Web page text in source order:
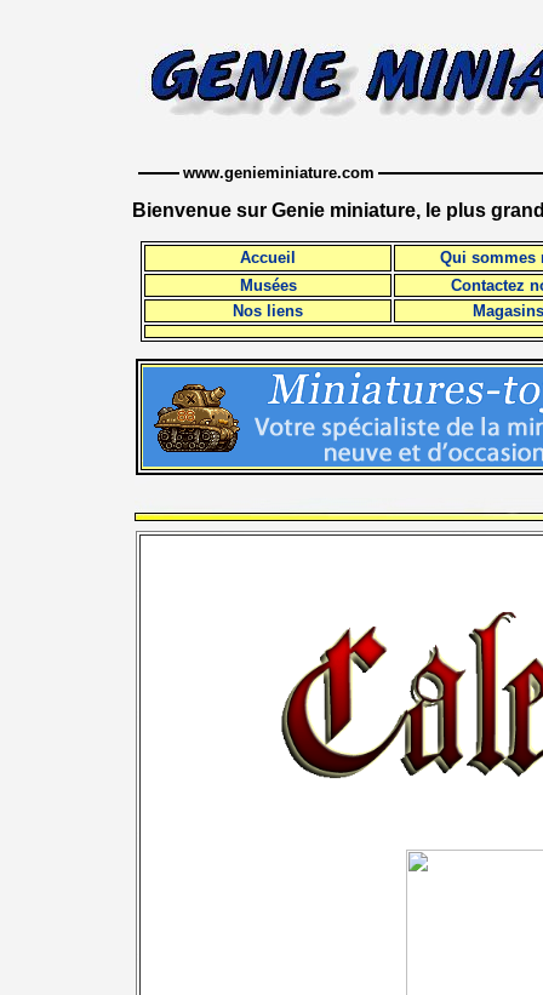
www.genieminiature.com
Bienvenue sur Genie miniature, le plus
Accueil
Qui sommes
Musées
Contactez
Nos liens
Magasins